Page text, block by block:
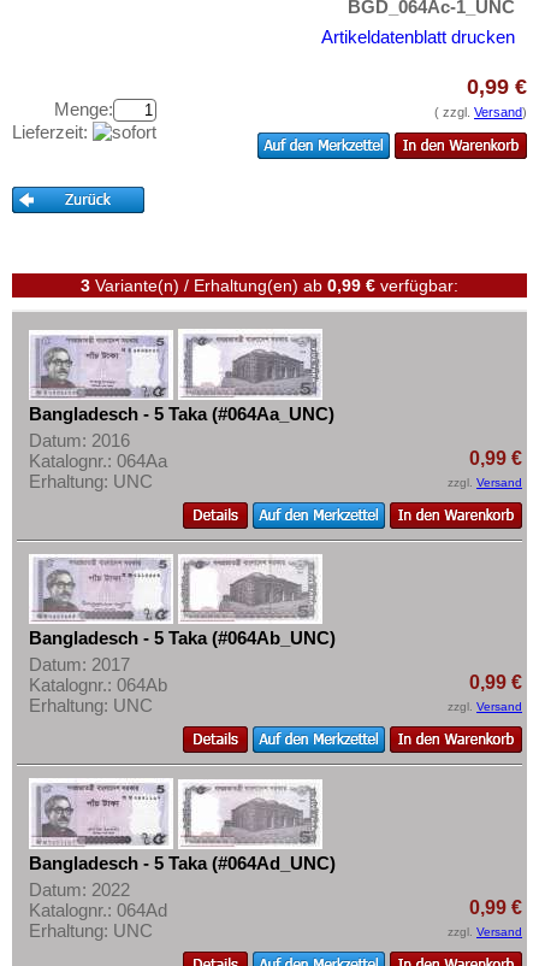
Iran
Iranisch Aserbaidschan
Israel
Jemen, Demokratische Rep.
Jordanien
Kambodscha
Kasachstan
Katar
Katar und Dubai
Korea (alt)
Kuwait
Laos
Libanon
Macao
Malaya & Britisch Borneo
Malaysia
Malediven
Mongolei
Myanmar
Nagorny Karabach
Aufbewahrung
Ihre Bewertungen
Informationen
Preislisten
Ankauf
Erhaltungsgrade
Gratisbanknoten
FAQ
Mehr über...
Zahlungsbedingungen
Privatsphäre und Datenschutz
Widerrufsbelehrung
Liefer- und Versandkosten
Impressum
BGD_064Ac-1_UNC
Artikeldatenblatt drucken
Menge:
Lieferzeit:
0,99 €
( zzgl. Versand)
3 Variante(n) / Erhaltung(en) ab 0,99 € verfügbar:
Bangladesch - 5 Taka (#064Aa_UNC)
Datum: 2016
Katalognr.: 064Aa
Erhaltung: UNC
0,99 €
zzgl. Versand
Bangladesch - 5 Taka (#064Ab_UNC)
Datum: 2017
Katalognr.: 064Ab
Erhaltung: UNC
0,99 €
zzgl. Versand
Bangladesch - 5 Taka (#064Ad_UNC)
Datum: 2022
Katalognr.: 064Ad
Erhaltung: UNC
0,99 €
zzgl. Versand